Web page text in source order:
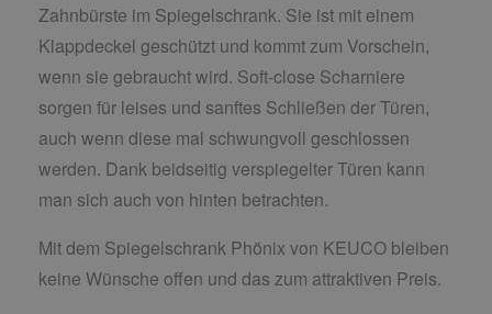
Zahnbürste im Spiegelschrank. Sie ist mit einem
Klappdeckel geschützt und kommt zum Vorschein,
wenn sie gebraucht wird. Soft-close Scharniere
sorgen für leises und sanftes Schließen der Türen,
auch wenn diese mal schwungvoll geschlossen
werden. Dank beidseitig verspiegelter Türen kann
man sich auch von hinten betrachten.
Mit dem Spiegelschrank Phönix von KEUCO bleiben
keine Wünsche offen und das zum attraktiven Preis.